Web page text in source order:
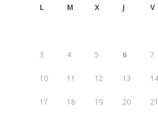
L M X J V
3 4 5 6 7
10 11 12 13 14
17 18 19 20 21